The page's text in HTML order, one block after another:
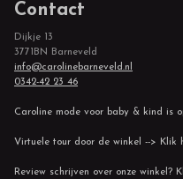
Contact
Dijkje 13
3771BN Barneveld
info@carolinebarneveld.nl
0342-42 23 46
Caroline mode voor baby & kind is
Virtuele tour door de winkel --> Klik
Review schrijven over onze winkel?